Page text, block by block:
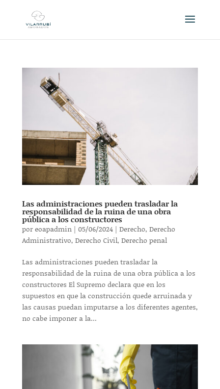
Las administraciones pueden trasladar la
responsabilidad de la ruina de una obra
pública a los constructores
poreoapadmin| 05/06/2024| Derecho, Derecho
Administrativo, Derecho Civil, Derecho penal
Las administraciones pueden trasladar la
responsabilidad de la ruina de una obra pública a los
constructores El Supremo declara que en los
supuestos en que la construcción quede arruinada y
las causas puedan imputarse a los diferentes agentes,
no cabe imponer a la...